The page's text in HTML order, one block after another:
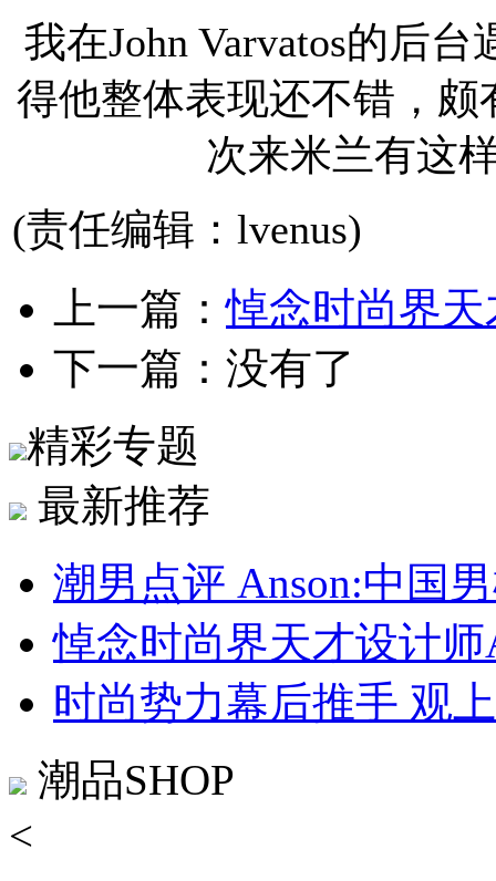
我在John Varvatos的后
得他整体表现还不错，
次来米兰有这
(责任编辑：lvenus)
上一篇：悼念时尚界天
下一篇：没有了
精彩专题
最新推荐
潮男点评 Anson:中国
悼念时尚界天才设计师
时尚势力幕后推手 观
潮品SHOP
<